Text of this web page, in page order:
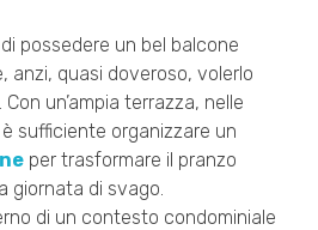
possedere un bel balcone
anzi, quasi doveroso, volerlo
un’ampia terrazza, nelle
sufficiente organizzare un
per trasformare il pranzo
giornata di svago.
di un contesto condominiale